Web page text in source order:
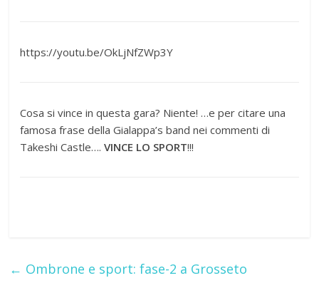
https://youtu.be/OkLjNfZWp3Y
Cosa si vince in questa gara? Niente! …e per citare una
famosa frase della Gialappa’s band nei commenti di
Takeshi Castle….VINCE LO SPORT!!!
← Ombrone e sport: fase-2 a Grosseto